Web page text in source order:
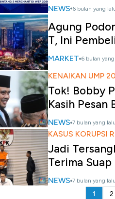
NEWS 6 bulan yang
Agung
T, Ini
MARKET 6 bulan
KENAIKAN UMP
Tok! Bobby
Kasih Pesan
NEWS 7 bulan yang lalu
KASUS KORUPSI
Jadi
Terima
NEWS 7 bulan yang lalu
1 2